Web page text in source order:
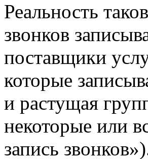
Реальность
звонков
поставщики
которые
и растущая
некоторые или
запись